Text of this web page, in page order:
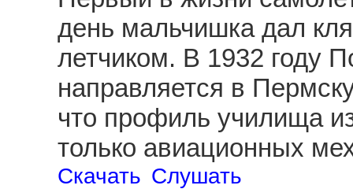
день мальчишка дал
летчиком. В 1932 году
направляется в
что профиль училища
только авиационных
Скачать Слушать